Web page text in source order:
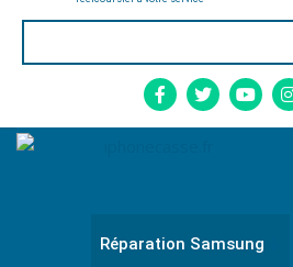
Réparation Samsung